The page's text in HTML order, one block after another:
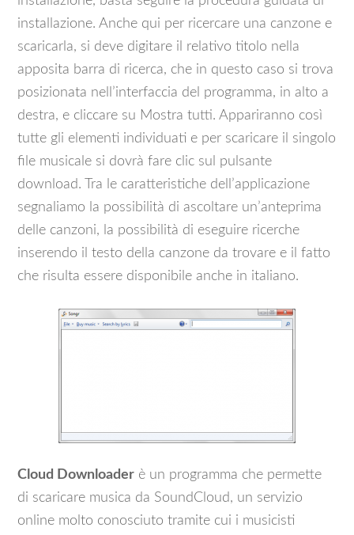
installazione. Anche qui per ricercare una canzone e
scaricarla, si deve digitare il relativo titolo nella
apposita barra di ricerca, che in questo caso si trova
posizionata nell’interfaccia del programma, in alto a
destra, e cliccare su Mostra tutti. Appariranno così
tutte gli elementi individuati e per scaricare il singolo
file musicale si dovrà fare clic sul pulsante
download. Tra le caratteristiche dell’applicazione
segnaliamo la possibilità di ascoltare un’anteprima
delle canzoni, la possibilità di eseguire ricerche
inserendo il testo della canzone da trovare e il fatto
che risulta essere disponibile anche in italiano.
Cloud Downloader è un programma che permette
di scaricare musica da SoundCloud, un servizio
online molto conosciuto tramite cui i musicisti